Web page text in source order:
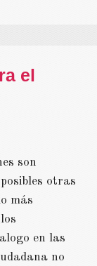
el
son
otras
más
en las
no